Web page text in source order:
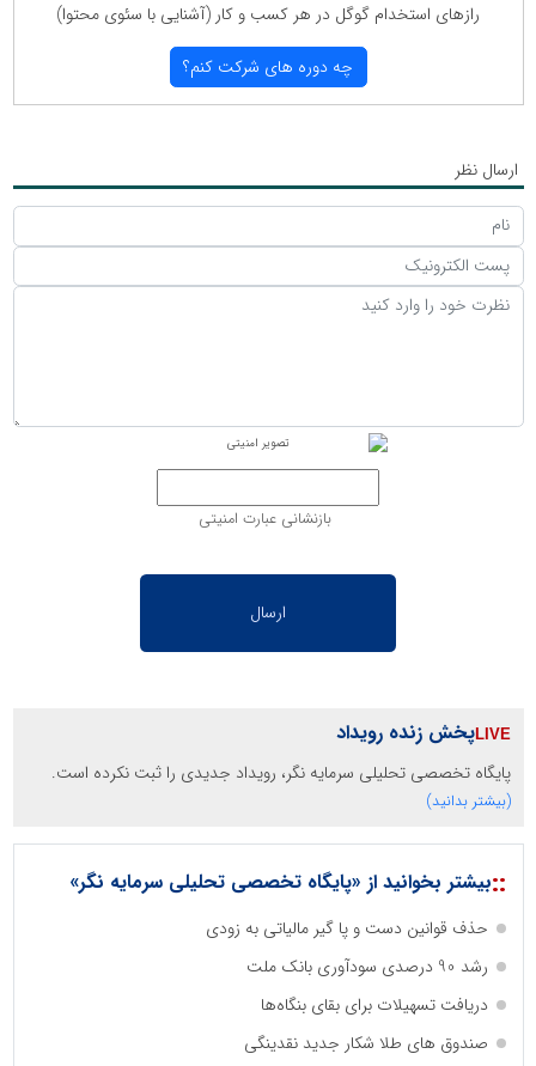
رازهای استخدام گوگل در هر كسب و كار (آشنایی با سئوی محتوا)
چه دوره های شركت كنم؟
ارسال نظر
بازنشانی عبارت امنیتی
پخش زنده رویداد
پایگاه تخصصی تحلیلی سرمایه نگر، رویداد جدیدی را ثبت نکرده است.
(بیشتر بدانید)
::بیشتر بخوانید از «پایگاه تخصصی تحلیلی سرمایه نگر»
حذف قوانین دست و پا گیر مالیاتی به زودی
رشد 90 درصدی سودآوری بانک ملت
دریافت تسهیلات برای بقای بنگاه‌ها
صندوق های طلا شکار جدید نقدینگی